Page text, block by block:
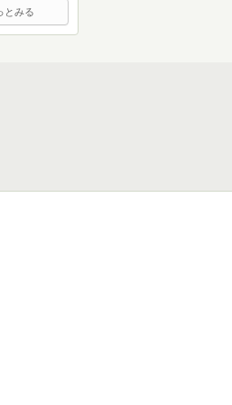
とみる